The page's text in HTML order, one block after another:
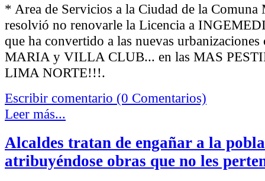
* Area de Servicios a la Ciudad de la Comuna
resolvió no renovarle la Licencia a
que ha convertido a las nuevas
MARIA y VILLA CLUB... en las MAS
LIMA NORTE!!!.
Escribir comentario (0 Comentarios)
Leer más...
Alcaldes tratan de engañar a la
atribuyéndose obras que no les